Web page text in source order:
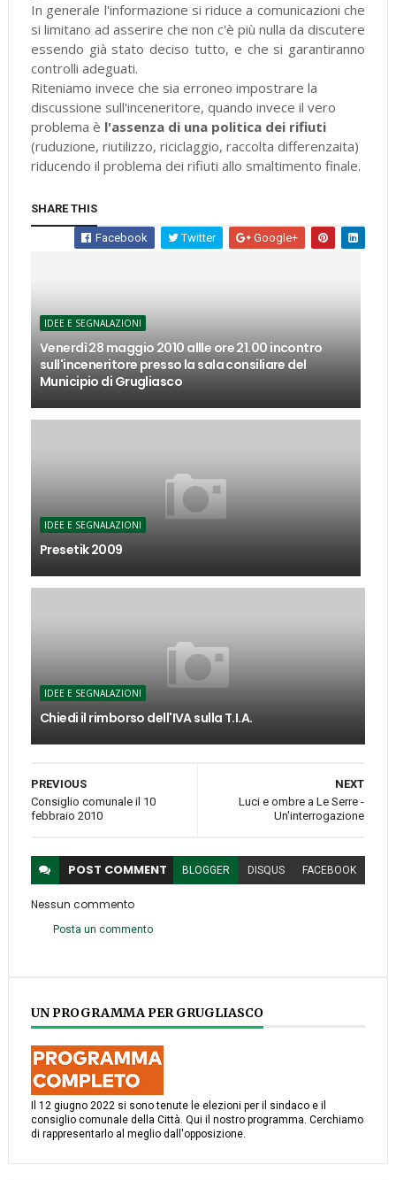
In generale l'informazione si riduce a comunicazioni che
si limitano ad asserire che non c'è più nulla da discutere
essendo già stato deciso tutto, e che si garantiranno
controlli adeguati.
Riteniamo invece che sia erroneo impostrare la
discussione sull'inceneritore, quando invece il vero
problema è l'assenza di una politica dei rifiuti
(ruduzione, riutilizzo, riciclaggio, raccolta differenzaita)
riducendo il problema dei rifiuti allo smaltimento finale.
SHARE THIS
Facebook Twitter Google+
IDEE E SEGNALAZIONI
Venerdì 28 maggio 2010 allle ore 21.00 incontro
sull'inceneritore presso la sala consiliare del
Municipio di Grugliasco
IDEE E SEGNALAZIONI
Presetik 2009
IDEE E SEGNALAZIONI
Chiedi il rimborso dell'IVA sulla T.I.A.
NEXT
Luci e ombre a Le Serre -
Un'interrogazione
PREVIOUS
Consiglio comunale il 10
febbraio 2010
POST COMMENT BLOGGER DISQUS FACEBOOK
Nessun commento
Posta un commento
UN PROGRAMMA PER GRUGLIASCO
Il 12 giugno 2022 si sono tenute le elezioni per il sindaco e il
consiglio comunale della Città. Qui il nostro programma. Cerchiamo
di rappresentarlo al meglio dall'opposizione.